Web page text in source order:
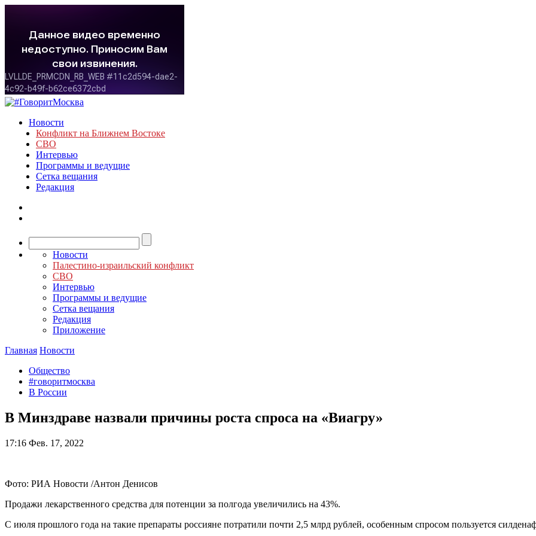
Новости
Конфликт на Ближнем Востоке
СВО
Интервью
Программы и ведущие
Сетка вещания
Редакция
Новости
Палестино-израильский конфликт
СВО
Интервью
Программы и ведущие
Сетка вещания
Редакция
Приложение
Главная Новости
Общество
#говоритмосква
В России
В Минздраве назвали причины роста спроса на «Виагру»
17:16 Фев. 17, 2022
Фото: РИА Новости /Антон Денисов
Продажи лекарственного средства для потенции за полгода увеличились на 43%.
С июля прошлого года на такие препараты россияне потратили почти 2,5 млрд рублей, особенным спросом пользуется